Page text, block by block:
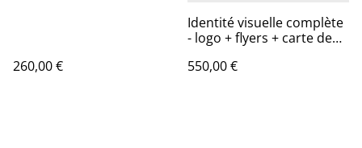
260,00 €
Identité visuelle complète
- logo + flyers + carte de
550€
550,00 €